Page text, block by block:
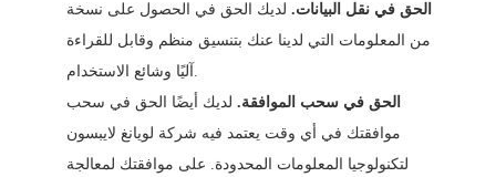
الحق في نقل البيانات. لديك الحق في الحصول على نسخة
من المعلومات التي لدينا عنك بتنسيق منظم وقابل للقراءة
آليًا وشائع الاستخدام.
الحق في سحب الموافقة. لديك أيضًا الحق في سحب
موافقتك في أي وقت يعتمد فيه شركة لويانغ لايبسون
لتكنولوجيا المعلومات المحدودة. على موافقتك لمعالجة